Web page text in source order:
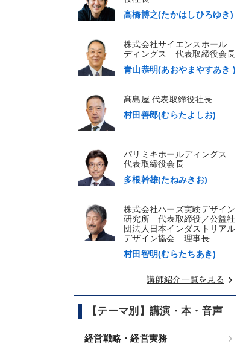
高橋博之(たかはしひろゆき)
株式会社サイエンスホール
ディングス 代表取締役会長
青山恭明(あおやまやすあき )
髙島屋 代表取締役社長
村田善郎(むらたよしお)
パリミキホールディングス
代表取締役会長
多根幹雄(たねみきお)
株式会社ハーズ実験デザイン
研究所 代表取締役／公益社
団法人日本インダストリアル
デザイン協会 理事長
村田智明(むらたちあき)
講師紹介一覧を見る keyboard_arrow_right
【テーマ別】講演・本・音声
経営戦略・経営実務